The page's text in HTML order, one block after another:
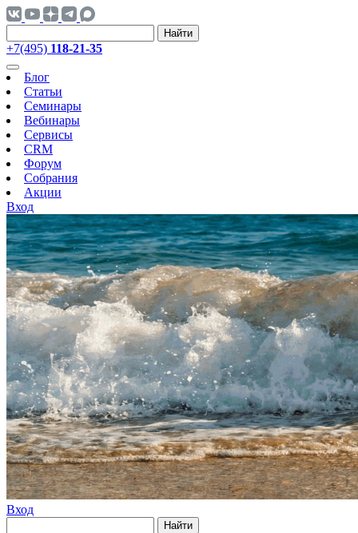
Найти
+7(495) 118-21-35
Блог
Статьи
Семинары
Вебинары
Сервисы
CRM
Форум
Собрания
Акции
Вход
Вход
Найти